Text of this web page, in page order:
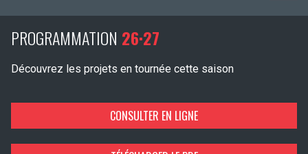
PROGRAMMATION 26·27
Découvrez les projets en tournée cette saison
CONSULTER EN LIGNE